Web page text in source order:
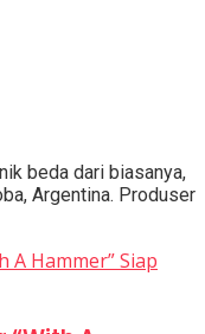
beda dari biasanya,
Argentina. Produser